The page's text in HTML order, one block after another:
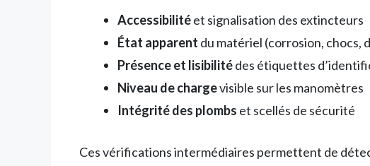
Accessibilitéet signalisation des extincteurs
État apparent du matériel (corrosion, chocs,
Présence et lisibilitédes étiquettes
Niveau de chargevisible sur les manomètres
Intégrité des plombs et scellés de sécurité
Ces vérifications intermédiaires permettent de